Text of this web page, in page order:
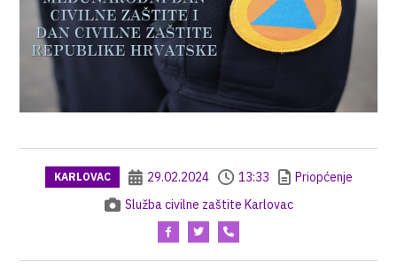
KARLOVAC 29.02.2024 13:33
Priopćenje
Služba civilne zaštite Karlovac